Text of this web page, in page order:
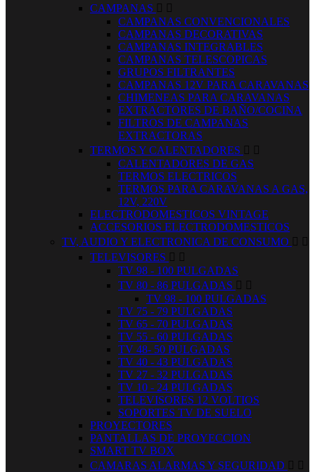
CAMPANAS  
CAMPANAS CONVENCIONALES
CAMPANAS DECORATIVAS
CAMPANAS INTEGRABLES
CAMPANAS TELESCOPICAS
GRUPOS FILTRANTES
CAMPANAS 12V PARA CARAVANAS
CHIMENEAS PARA CARAVANAS
EXTRACTORES DE BAÑO/COCINA
FILTROS DE CAMPANAS
EXTRACTORAS
TERMOS Y CALENTADORES  
CALENTADORES DE GAS
TERMOS ELECTRICOS
TERMOS PARA CARAVANAS A GAS,
12V, 220V
ELECTRODOMESTICOS VINTAGE
ACCESORIOS ELECTRODOMESTICOS
TV, AUDIO Y ELECTRONICA DE CONSUMO  
TELEVISORES  
TV 98 - 100 PULGADAS
TV 80 - 86 PULGADAS  
TV 98 - 100 PULGADAS
TV 75 - 79 PULGADAS
TV 65 - 70 PULGADAS
TV 55 - 60 PULGADAS
TV 48- 50 PULGADAS
TV 40 - 43 PULGADAS
TV 27 - 32 PULGADAS
TV 10 - 24 PULGADAS
TELEVISORES 12 VOLTIOS
SOPORTES TV DE SUELO
PROYECTORES
PANTALLAS DE PROYECCION
SMART TV BOX
CAMARAS ALARMAS Y SEGURIDAD  